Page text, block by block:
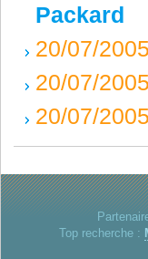
Packard
20/07/2005
20/07/2005
20/07/2005
Top recherche :